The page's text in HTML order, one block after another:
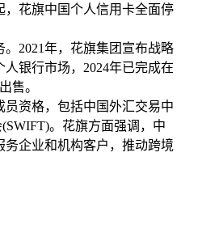
，花旗中国个人信用卡全面停
2021年，花旗集团宣布战略
银行市场，2024年已完成在
售。
资格，包括中国外汇交易中
。花旗方面强调，中
企业和机构客户，推动跨境